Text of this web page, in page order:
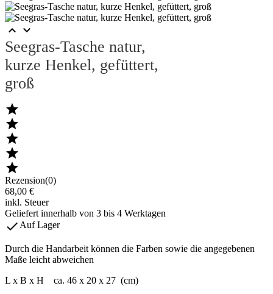
 
Seegras-Tasche natur,
kurze Henkel, gefüttert,
groß





Rezension(0)
68,00 €
inkl. Steuer
Geliefert innerhalb von 3 bis 4 Werktagen
 Auf Lager
Durch die Handarbeit können die Farben sowie die angegebenen
Maße leicht abweichen
L x B x H ca. 46 x 20 x 27 (cm)